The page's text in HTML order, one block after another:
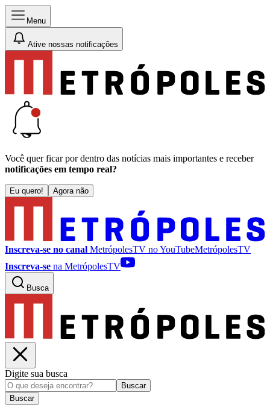
Menu
Ative nossas notificações
Você quer ficar por dentro das notícias mais importantes e receber
notificações em tempo real?
Eu quero! Agora não
Inscreva-se no canal MetrópolesTV noYouTubeMetrópolesTV
Inscreva-se na MetrópolesTV
Busca
Digite sua busca
Buscar
Buscar